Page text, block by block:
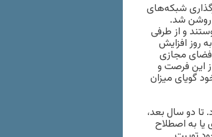
شبکه‌های
روشن شد.
و از طرفی
روز افزایش
اندازی بسیج ۱۸ هزار نفره در فضای مجازی
از این فرصت و
گویای میزان
به فارسی، به زمستان سال ۱۳۸۵ برمی‌گردد. تا دو سال بعد،
یا به اصطلاح